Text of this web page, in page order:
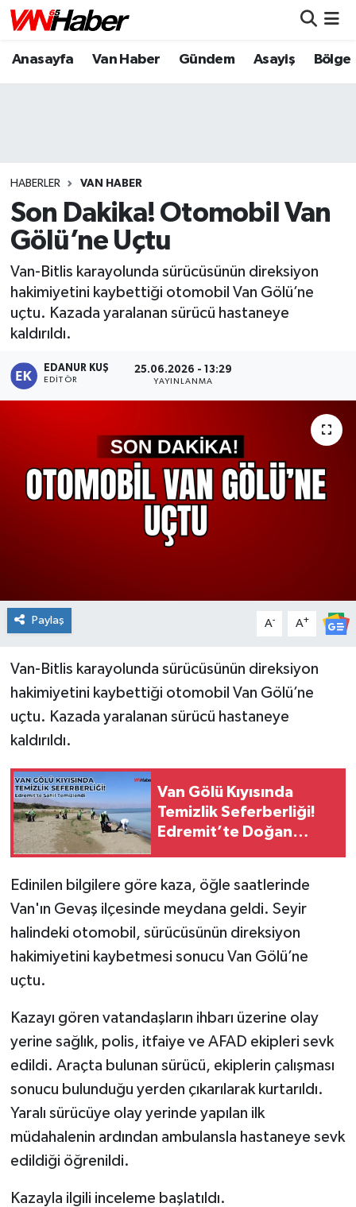
Anasayfa Van Haber Gündem Asayiş Bölge
HABERLER VAN HABER
Son Dakika! Otomobil Van
Gölü’ne Uçtu
Van-Bitlis karayolunda sürücüsünün direksiyon
hakimiyetini kaybettiği otomobil Van Gölü’ne
uçtu. Kazada yaralanan sürücü hastaneye
kaldırıldı.
EDANUR KUŞ
EDITÖR
25.06.2026 - 13:29
YAYINLANMA
Paylaş A- A+
Van-Bitlis karayolunda sürücüsünün direksiyon
hakimiyetini kaybettiği otomobil Van Gölü’ne
uçtu. Kazada yaralanan sürücü hastaneye
kaldırıldı.
Van Gölü Kıyısında
Temizlik Seferberliği!
Edremit’te Doğan
Edinilen bilgilere göre kaza, öğle saatlerinde
Van'ın Gevaş ilçesinde meydana geldi. Seyir
halindeki otomobil, sürücüsünün direksiyon
hakimiyetini kaybetmesi sonucu Van Gölü’ne
uçtu.
Kazayı gören vatandaşların ihbarı üzerine olay
yerine sağlık, polis, itfaiye ve AFAD ekipleri sevk
edildi. Araçta bulunan sürücü, ekiplerin çalışması
sonucu bulunduğu yerden çıkarılarak kurtarıldı.
Yaralı sürücüye olay yerinde yapılan ilk
müdahalenin ardından ambulansla hastaneye sevk
edildiği öğrenildi.
Kazayla ilgili inceleme başlatıldı.
Nöbetçi Eczaneler
Puan Durumu ve Fikstür
Tüm Manşetler
Son Dakika Haberleri
Haber Arşivi